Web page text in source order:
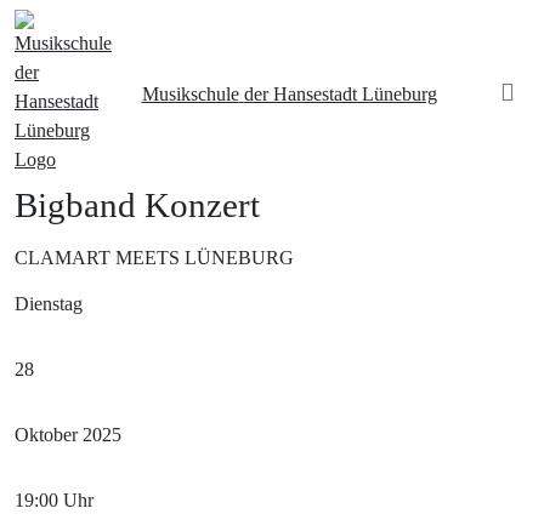
Musikschule der Hansestadt Lüneburg
Bigband Konzert
CLAMART MEETS LÜNEBURG
Dienstag
28
Oktober 2025
19:00 Uhr